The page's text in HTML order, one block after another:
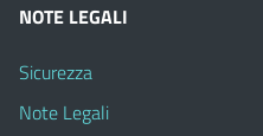
NOTE LEGALI
Sicurezza
Note Legali